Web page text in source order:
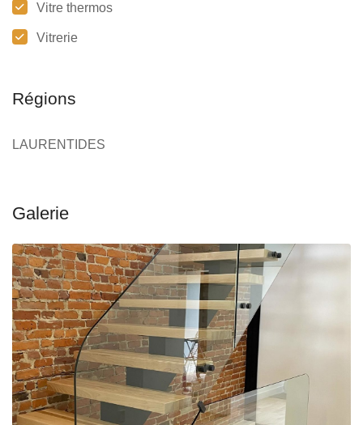
Vitre thermos
Vitrerie
Régions
LAURENTIDES